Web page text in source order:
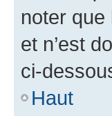
noter que
et n’est
ci-
Haut